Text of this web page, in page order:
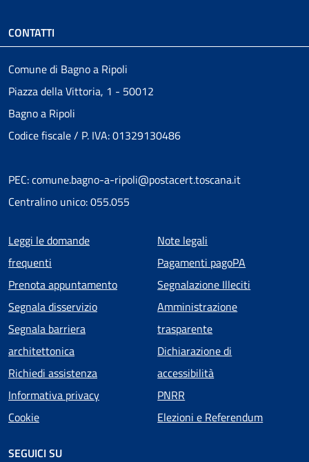
CONTATTI
Comune di Bagno a Ripoli
Piazza della Vittoria, 1 - 50012
Bagno a Ripoli
Codice fiscale / P. IVA: 01329130486
PEC: comune.bagno-a-ripoli@postacert.toscana.it
Centralino unico: 055.055
Menu piè di pagina
Leggi le domande
frequenti
Prenota appuntamento
Segnala disservizio
Segnala barriera
architettonica
Richiedi assistenza
Informativa privacy
Cookie
Note legali
Pagamenti pagoPA
Segnalazione Illeciti
Amministrazione
trasparente
Dichiarazione di
accessibilità
PNRR
Elezioni e Referendum
SEGUICI SU